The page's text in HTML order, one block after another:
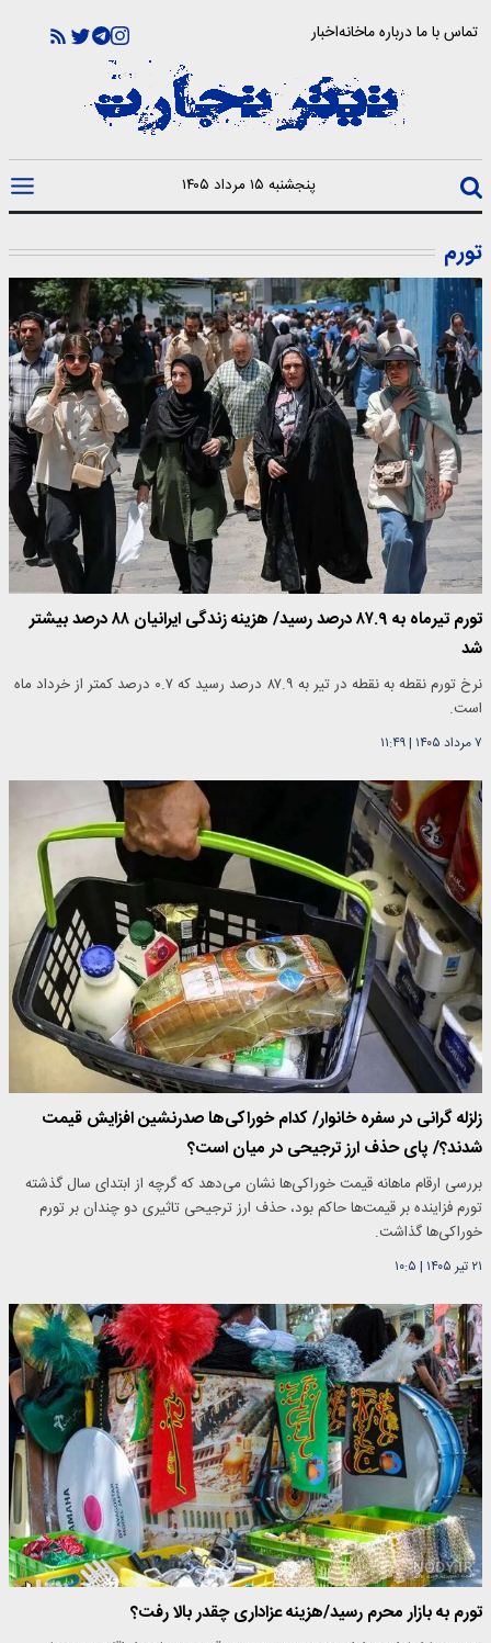
تماس با مادرباره ماخانهاخبار
پنجشنبه ۱۵ مرداد ۱۴۰۵
تورم
تورم تیرماه به ۸۷.۹ درصد رسید/ هزینه زندگی ایرانیان ۸۸ درصد بیشتر
شد
نرخ تورم نقطه به نقطه در تیر به ۸۷.۹ درصد رسید که ۰.۷ درصد کمتر از خرداد ماه
است.
۷ مرداد ۱۴۰۵ |۱۱:۴۹
زلزله گرانی در سفره خانوار/ کدام خوراکی‌ها صدرنشین افزایش قیمت
شدند؟/ پای حذف ارز ترجیحی در میان است؟
بررسی ارقام ماهانه قیمت خوراکی‌ها نشان می‌دهد که گرچه از ابتدای سال گذشته
تورم فزاینده بر قیمت‌ها حاکم بود، حذف ارز ترجیحی تاثیری دو چندان بر تورم
خوراکی‌ها گذاشت.
۲۱ تیر ۱۴۰۵ | ۱۰:۵
تورم به بازار محرم رسید/هزینه عزاداری چقدر بالا رفت؟